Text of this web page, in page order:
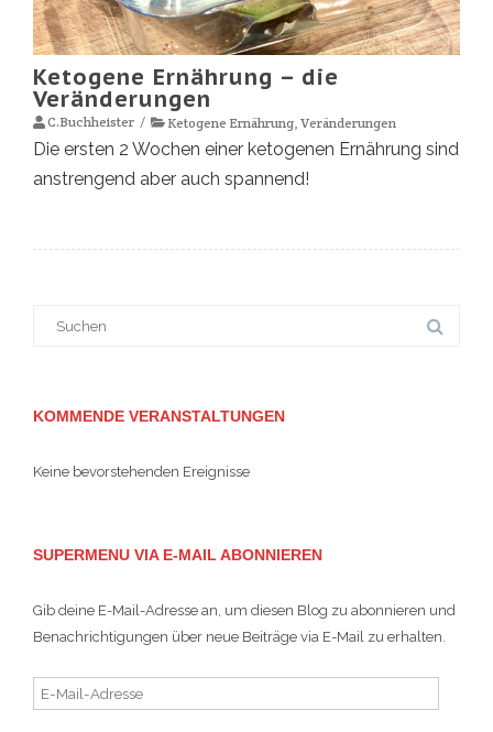
Ketogene Ernährung – die
Veränderungen
C.Buchheister Ketogene Ernährung Veränderungen
Die ersten 2 Wochen einer ketogenen Ernährung sind
anstrengend aber auch spannend!
KOMMENDE VERANSTALTUNGEN
Keine bevorstehenden Ereignisse
SUPERMENU VIA E-MAIL ABONNIEREN
Gib deine E-Mail-Adresse an, um diesen Blog zu abonnieren und
Benachrichtigungen über neue Beiträge via E-Mail zu erhalten.
E-
Mail-